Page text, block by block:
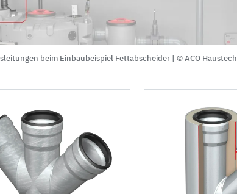
beim Einbaubeispiel Fettabscheider | © ACO